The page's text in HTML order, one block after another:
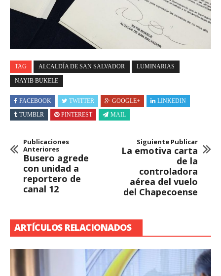
TAG ALCALDÍA DE SAN SALVADOR LUMINARIAS
NAYIB BUKELE
FACEBOOK TWITTER GOOGLE+
LINKEDIN
TUMBLR
PINTEREST MAIL
Publicaciones
Anteriores
Busero agrede
con unidad a
reportero de
canal 12
Siguiente Publicar
La emotiva carta
de la
controladora
aérea del vuelo
del Chapecoense
ARTÍCULOS RELACIONADOS